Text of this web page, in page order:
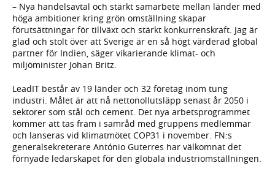
– Nya handelsavtal och stärkt samarbete mellan länder med
höga ambitioner kring grön omställning skapar
förutsättningar för tillväxt och stärkt konkurrenskraft. Jag är
glad och stolt över att Sverige är en så högt värderad global
partner för Indien, säger vikarierande klimat- och
miljöminister Johan Britz.
LeadIT består av 19 länder och 32 företag inom tung
industri. Målet är att nå nettonollutsläpp senast år 2050 i
sektorer som stål och cement. Det nya arbetsprogrammet
kommer att tas fram i samråd med gruppens medlemmar
och lanseras vid klimatmötet COP31 i november. FN:s
generalsekreterare António Guterres har välkomnat det
förnyade ledarskapet för den globala industriomställningen.